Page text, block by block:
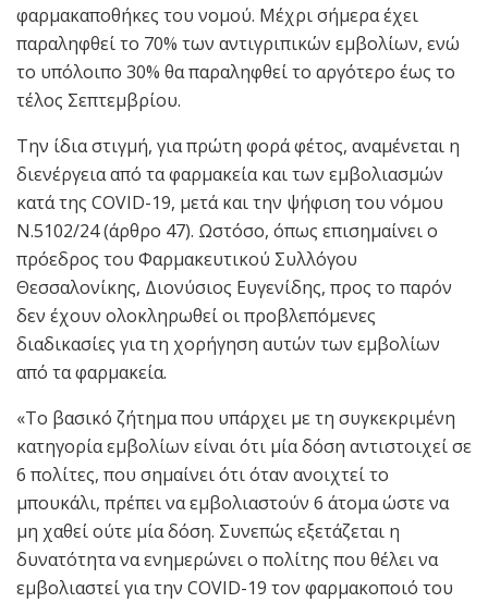
φαρμακαποθήκες του νομού. Μέχρι σήμερα έχει
παραληφθεί το 70% των αντιγριπικών εμβολίων, ενώ
το υπόλοιπο 30% θα παραληφθεί το αργότερο έως το
τέλος Σεπτεμβρίου.
Την ίδια στιγμή, για πρώτη φορά φέτος, αναμένεται η
διενέργεια από τα φαρμακεία και των εμβολιασμών
κατά της COVID-19, μετά και την ψήφιση του νόμου
Ν.5102/24 (άρθρο 47). Ωστόσο, όπως επισημαίνει ο
πρόεδρος του Φαρμακευτικού Συλλόγου
Θεσσαλονίκης, Διονύσιος Ευγενίδης, προς το παρόν
δεν έχουν ολοκληρωθεί οι προβλεπόμενες
διαδικασίες για τη χορήγηση αυτών των εμβολίων
από τα φαρμακεία.
«Το βασικό ζήτημα που υπάρχει με τη συγκεκριμένη
κατηγορία εμβολίων είναι ότι μία δόση αντιστοιχεί σε
6 πολίτες, που σημαίνει ότι όταν ανοιχτεί το
μπουκάλι, πρέπει να εμβολιαστούν 6 άτομα ώστε να
μη χαθεί ούτε μία δόση. Συνεπώς εξετάζεται η
δυνατότητα να ενημερώνει ο πολίτης που θέλει να
εμβολιαστεί για την COVID-19 τον φαρμακοποιό του